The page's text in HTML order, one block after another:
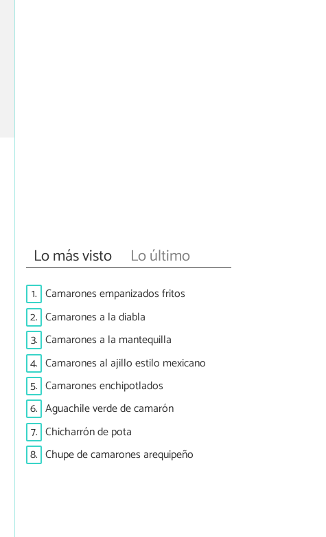
Lo más visto Lo último
1. Camarones empanizados fritos
2. Camarones a la diabla
3. Camarones a la mantequilla
4. Camarones al ajillo estilo mexicano
5. Camarones enchipotlados
6. Aguachile verde de camarón
7. Chicharrón de pota
8. Chupe de camarones arequipeño